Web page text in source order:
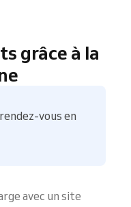
grâce à la
vous en
avec un site